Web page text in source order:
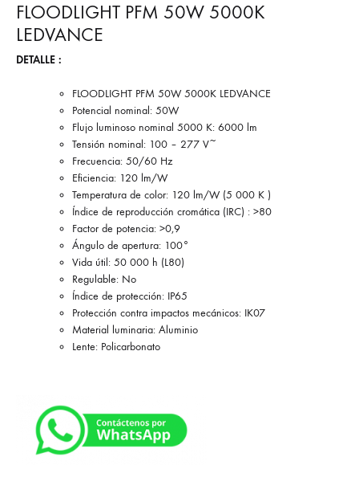
FLOODLIGHT PFM 50W 5000K
LEDVANCE
DETALLE :
FLOODLIGHT PFM 50W 5000K LEDVANCE
Potencial nominal: 50W
Flujo luminoso nominal 5000 K: 6000 lm
Tensión nominal: 100 – 277 V~
Frecuencia: 50/60 Hz
Eficiencia: 120 lm/W
Temperatura de color: 120 lm/W (5 000 K )
Índice de reproducción cromática (IRC) : >80
Factor de potencia: >0,9
Ángulo de apertura: 100°
Vida útil: 50 000 h (L80)
Regulable: No
Índice de protección: IP65
Protección contra impactos mecánicos: IK07
Material luminaria: Aluminio
Lente: Policarbonato